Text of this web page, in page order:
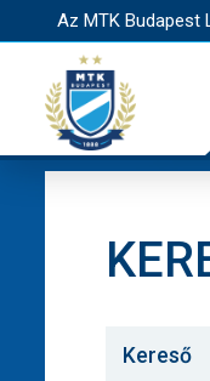
Az MTK Budapest
Kereső